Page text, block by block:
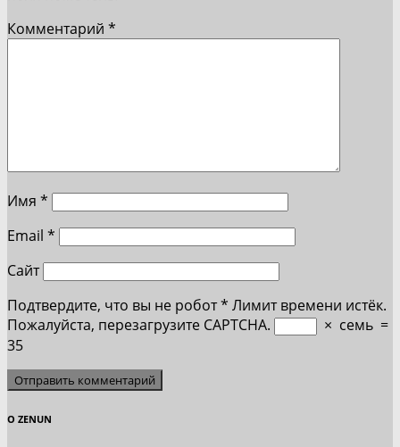
Комментарий *
Имя *
Email *
Сайт
Подтвердите, что вы не робот* Лимит времени истёк.
Пожалуйста, перезагрузите CAPTCHA.
× семь =
35
О ZENUN